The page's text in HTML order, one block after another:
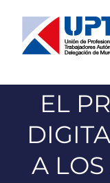
contenido
EL
A